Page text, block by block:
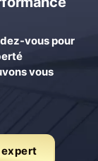
vous pour
vous